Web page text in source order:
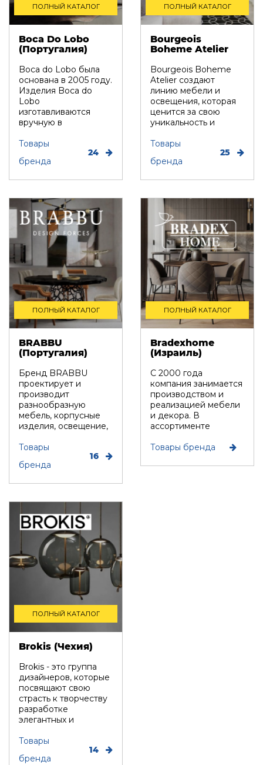
ПОЛНЫЙ КАТАЛОГ
Boca Do Lobo
(Португалия)
Boca do Lobo была
основана в 2005 году.
Изделия Boca do
Lobo
изготавливаются
вручную в
талантливыми
Товары
бренда
24
ПОЛНЫЙ КАТАЛОГ
Bourgeois
Boheme Atelier
Bourgeois Boheme
Atelier создают
линию мебели и
освещения, которая
ценится за свою
уникальность и
к...
Товары
бренда
25
ПОЛНЫЙ КАТАЛОГ
BRABBU
(Португалия)
Бренд BRABBU
проектирует и
производит
разнообразную
мебель, корпусные
изделия, освещение,
искусства и ...
Товары
бренда
16
ПОЛНЫЙ КАТАЛОГ
Bradexhome
(Израиль)
C 2000 года
компания занимается
производством и
реализацией мебели
и декора. В
ассортименте
дизайнерс...
Товары бренда
ПОЛНЫЙ КАТАЛОГ
Brokis (Чехия)
Brokis - это группа
дизайнеров, которые
посвящают свою
страсть к творчеству
разработке
элегантных и
З...
Товары
бренда
14